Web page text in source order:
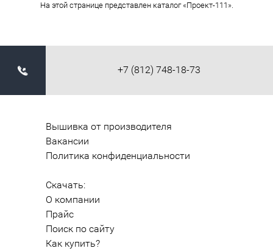
На этой странице представлен каталог «Проект-111».
+7 (812) 748-18-73
Вышивка от производителя
Вакансии
Политика конфиденциальности
Скачать:
О компании
Прайс
Поиск по сайту
Как купить?